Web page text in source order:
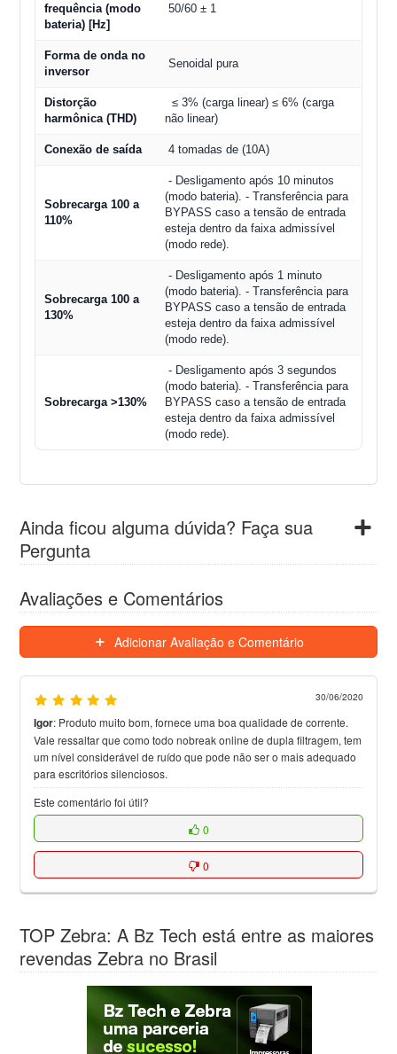
frequência (modo
bateria) [Hz]
50/60 ± 1
Forma de onda no
inversor
Senoidal pura
Distorção
harmônica (THD)
≤ 3% (carga linear) ≤ 6% (carga
não linear)
Conexão de saída 4 tomadas de (10A)
Sobrecarga 100 a
110%
- Desligamento após 10 minutos
(modo bateria). - Transferência para
BYPASS caso a tensão de entrada
esteja dentro da faixa admissível
(modo rede).
Sobrecarga 100 a
130%
- Desligamento após 1 minuto
(modo bateria). - Transferência para
BYPASS caso a tensão de entrada
esteja dentro da faixa admissível
(modo rede).
Sobrecarga >130%
- Desligamento após 3 segundos
(modo bateria). - Transferência para
BYPASS caso a tensão de entrada
esteja dentro da faixa admissível
(modo rede).
Ainda ficou alguma dúvida? Faça sua
Pergunta
Avaliações e Comentários
Adicionar Avaliação e Comentário
30/06/2020
Igor: Produto muito bom, fornece uma boa qualidade de corrente.
Vale ressaltar que como todo nobreak online de dupla filtragem, tem
um nível considerável de ruído que pode não ser o mais adequado
para escritórios silenciosos.
Este comentário foi útil?
0
0
TOP Zebra: A Bz Tech está entre as maiores
revendas Zebra no Brasil